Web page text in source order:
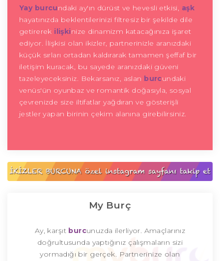
Yay burcundaki ay'ın dürüst ve hevesli etkisi, aşk
hayatınızda beklentilerinizi filtresiz bir şekilde dile
getirerek ilişkinize dinamizm katacağınıza işaret
ediyor. İlişkisi olan ikizler, partnerinizle aranızdaki
küçük sırları ortadan kaldırarak tamamen şeffaf bir
iletişim kuracak, bu sayede aranızdaki güveni
tazeleyeceksiniz. Bekarsanız, aslan burcundaki
venüs'ün oyunbaz ve romantik doğasıyla, sosyal
çevrenizde size iltifatlar yağdıran ve gösterişli
jestler yapan birinin çekim alanına girebilirsiniz.
My Burç
Ay, karşıt burcunuzda ilerliyor. Amaçlarınız
doğrultusunda yaptığınız çalışmaların sizi
yormadığı bir gerçek. Partnerinize olan